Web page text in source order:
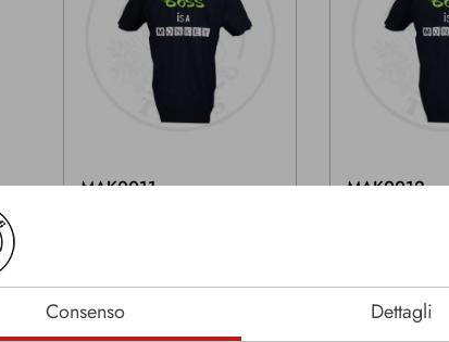
Consenso Dettagli
MAK0011
a monkey
Taglie: XS-XXL
MAK0012
a monkey
Taglie: XS-XXL